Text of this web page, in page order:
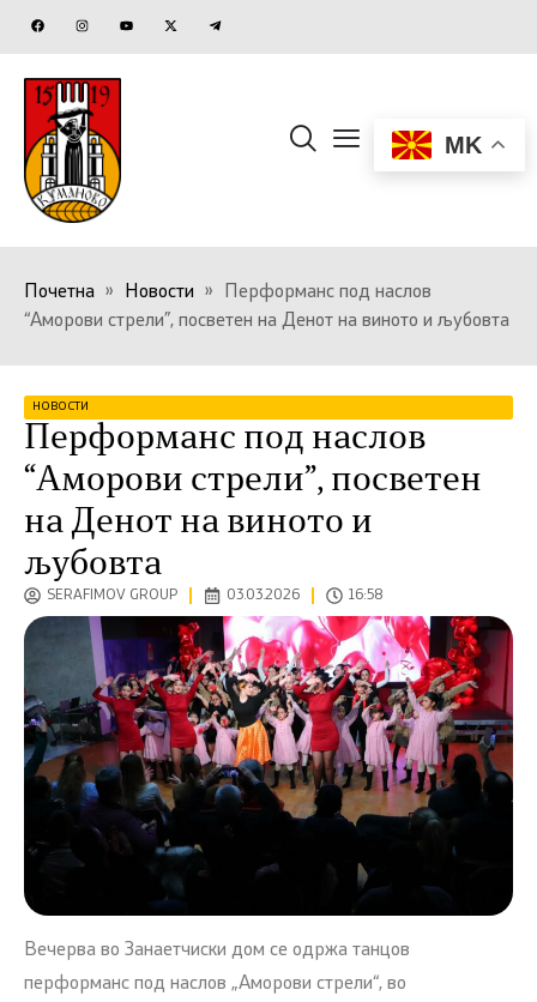
MK
Почетна » Новости »
Перформанс под наслов
“Аморови стрели”, посветен на Денот на виното и љубовта
НОВОСТИ
Перформанс под наслов
“Аморови стрели”, посветен
на Денот на виното и
љубовта
SERAFIMOV GROUP 03.03.2026 16:58
Вечерва во Занаетчиски дом се одржа танцов
перформанс под наслов „Аморови стрели“, во